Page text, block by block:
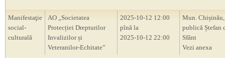
Manifestaţie
social-
culturală
AO „Societatea
Protecției Drepturilor
Invalizilor și
Veteranilor-Echitate”
2025-10-12 12:00
pînă la
2025-10-12 22:00
Mun.
publică Ștefan
Sfânt
Vezi anexa